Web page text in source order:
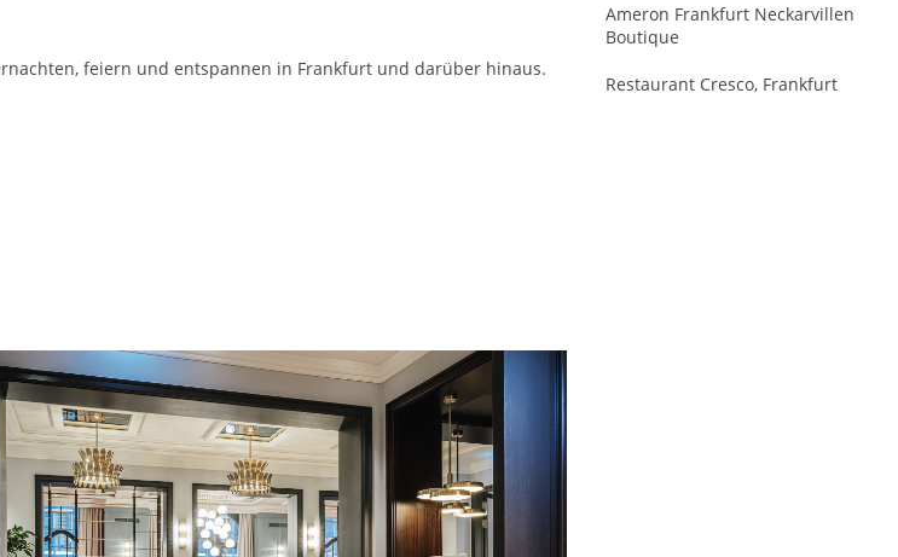
feiern und entspannen in Frankfurt und darüber hinaus.
Ameron Frankfurt Neckarvillen
Boutique
Restaurant Cresco, Frankfurt